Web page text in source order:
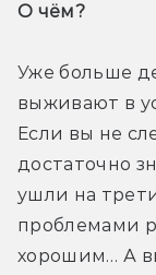
О чём?
Уже больше
выживают в
Если вы не
достаточно
ушли на
проблемами
хорошим… А